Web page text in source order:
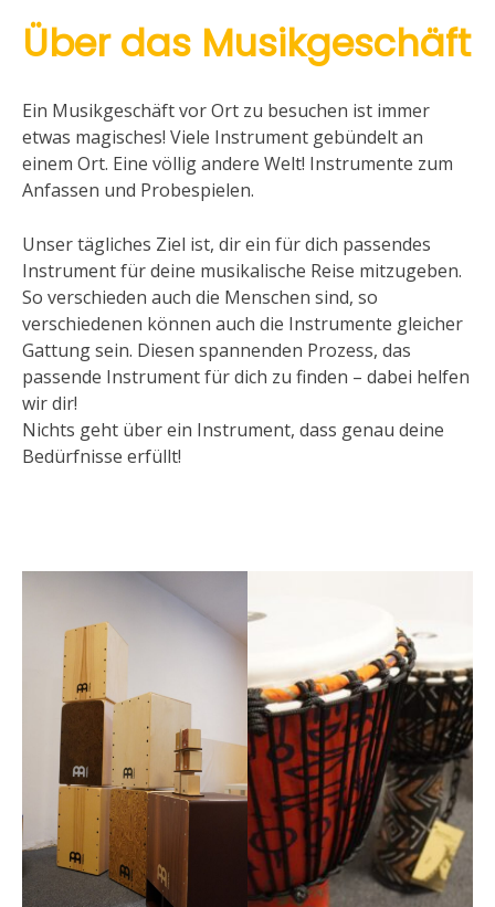
Über das Musikgeschäft
Ein Musikgeschäft vor Ort zu besuchen ist immer
etwas magisches! Viele Instrument gebündelt an
einem Ort. Eine völlig andere Welt! Instrumente zum
Anfassen und Probespielen.
Unser tägliches Ziel ist, dir ein für dich passendes
Instrument für deine musikalische Reise mitzugeben.
So verschieden auch die Menschen sind, so
verschiedenen können auch die Instrumente gleicher
Gattung sein. Diesen spannenden Prozess, das
passende Instrument für dich zu finden – dabei helfen
wir dir!
Nichts geht über ein Instrument, dass genau deine
Bedürfnisse erfüllt!